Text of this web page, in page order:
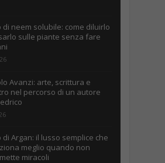
di neem solubile: come diluirlo
sulle piante senza fare
Avanzi: arte, scrittura e
nel percorso di un autore
di Argan: il lusso semplice che
meglio quando non
miracoli